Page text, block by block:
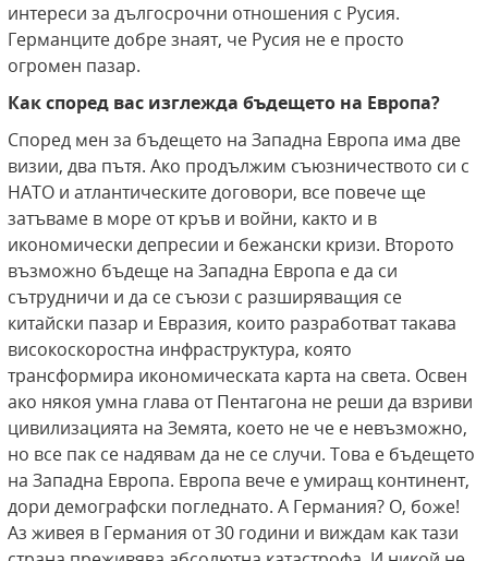
интереси за дългосрочни отношения с Русия.
Германците добре знаят, че Русия не е просто
огромен пазар.
Как според вас изглежда бъдещето на Европа?
Според мен за бъдещето на Западна Европа има две
визии, два пътя. Ако продължим съюзничеството си с
НАТО и атлантическите договори, все повече ще
затъваме в море от кръв и войни, както и в
икономически депресии и бежански кризи. Второто
възможно бъдеще на Западна Европа е да си
сътрудничи и да се съюзи с разширяващия се
китайски пазар и Евразия, които разработват такава
високоскоростна инфраструктура, която
трансформира икономическата карта на света. Освен
ако някоя умна глава от Пентагона не реши да взриви
цивилизацията на Земята, което не че е невъзможно,
но все пак се надявам да не се случи. Това е бъдещето
на Западна Европа. Европа вече е умиращ континент,
дори демографски погледнато. А Германия? О, боже!
Аз живея в Германия от 30 години и виждам как тази